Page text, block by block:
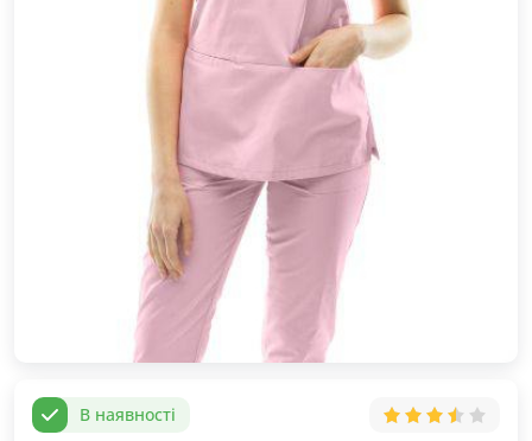
В наявності